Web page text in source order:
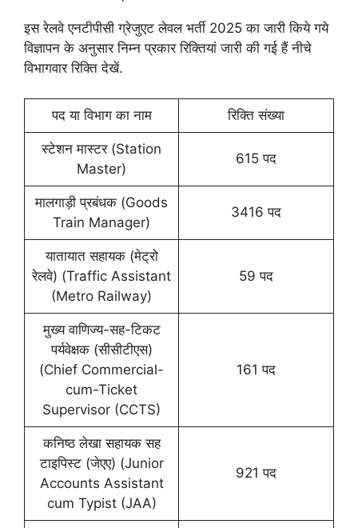
इस रेलवे एनटीपीसी ग्रेजुएट लेवल भर्ती 2025 का जारी किये गये
विज्ञापन के अनुसार निम्न प्रकार रिक्तियां जारी की गई हैं नीचे
विभागवार रिक्ति देखें.
पद या विभाग का नाम रिक्ति संख्या
स्टेशन मास्टर (Station
Master)
615 पद
मालगाड़ी प्रबंधक (Goods
Train Manager)
3416 पद
यातायात सहायक (मेट्रो
रेलवे) (Traffic Assistant
(Metro Railway)
59 पद
मुख्य वाणिज्य-सह-टिकट
पर्यवेक्षक (सीसीटीएस)
(Chief Commercial-
cum-Ticket
Supervisor (CCTS)
161 पद
कनिष्ठ लेखा सहायक सह
टाइपिस्ट (जेएए) (Junior
Accounts Assistant
cum Typist (JAA)
921 पद